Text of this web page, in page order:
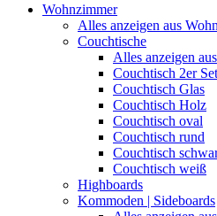
Wohnzimmer
Alles anzeigen aus
Couchtische
Alles anzeigen
Couchtisch 2er Set
Couchtisch Glas
Couchtisch Holz
Couchtisch oval
Couchtisch rund
Couchtisch
Couchtisch weiß
Highboards
Kommoden | Sideboards